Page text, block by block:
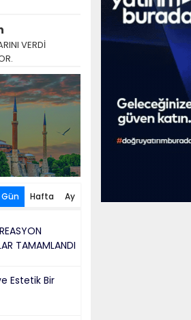
VERDİ
Gün Hafta Ay
TAMAMLANDI
Estetik Bir